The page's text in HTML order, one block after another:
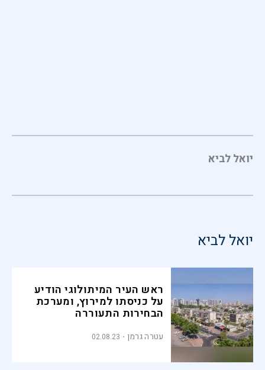
יואל לביא
יואל לביא
ראש העיר המיתולוגי הודיע
על כניסתו למירוץ, ומערכת
הבחירות התעוררה
עטרה גרמן 02.08.23